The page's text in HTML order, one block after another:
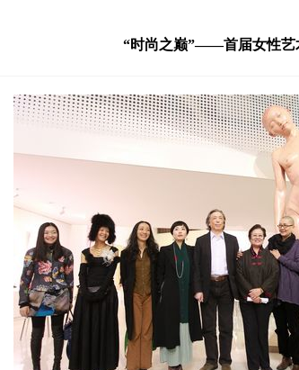
“时尚之巅”——首届女性艺